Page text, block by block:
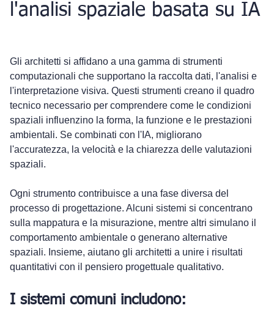
l'analisi spaziale basata su IA
Gli architetti si affidano a una gamma di strumenti
computazionali che supportano la raccolta dati, l'analisi e
l'interpretazione visiva. Questi strumenti creano il quadro
tecnico necessario per comprendere come le condizioni
spaziali influenzino la forma, la funzione e le prestazioni
ambientali. Se combinati con l'IA, migliorano
l'accuratezza, la velocità e la chiarezza delle valutazioni
spaziali.
Ogni strumento contribuisce a una fase diversa del
processo di progettazione. Alcuni sistemi si concentrano
sulla mappatura e la misurazione, mentre altri simulano il
comportamento ambientale o generano alternative
spaziali. Insieme, aiutano gli architetti a unire i risultati
quantitativi con il pensiero progettuale qualitativo.
I sistemi comuni includono: